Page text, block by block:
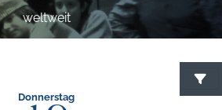
weltweit
Donnerstag